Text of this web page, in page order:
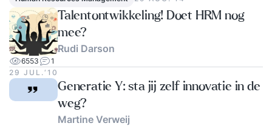
Talentontwikkeling! Doet HRM nog
mee?
Rudi Darson
6553
1
29 JUL.‘10
Generatie Y: sta jij zelf innovatie in de
weg?
Martine Verweij